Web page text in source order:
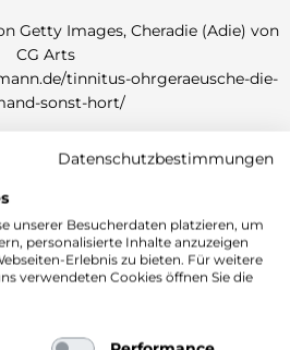
Getty Images, Cheradie (Adie) von
CG Arts
tinnitus-ohrgeraeusche-die-
sonst-hort/
– YuriArcurs., Cheradie (Adie) von
CG Arts
was-bedeutet-rauschen-im-
Datenschutzbestimmungen
unserer Besucherdaten platzieren, um
personalisierte Inhalte anzuzeigen
Erlebnis zu bieten. Für weitere
verwendeten Cookies öffnen Sie die